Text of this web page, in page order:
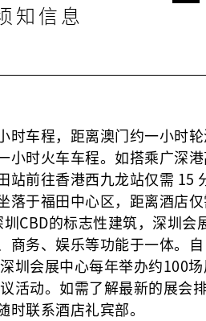
知信息
时车程，距离澳门约一小时
小时火车车程。如搭乘广深
站前往香港西九龙站仅需 15
落于福田中心区，距离酒店
CBD的标志性建筑，深圳会
商务、娱乐等功能于一体。自
圳会展中心每年举办约100
活动。如需了解最新的展会
时联系酒店礼宾部。